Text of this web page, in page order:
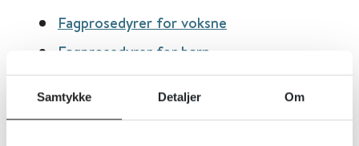
Samtykke Detaljer Om
Fagprosedyrer for voksne
Fagprosedyrer for barn
Lenker til fagprosedyrer innen temaet
Hud: